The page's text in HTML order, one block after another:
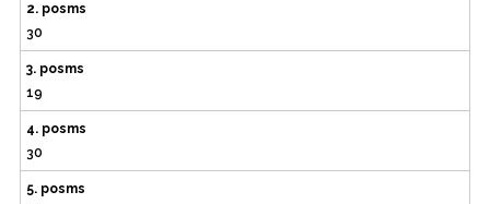
2. posms
30
3. posms
19
4. posms
30
5. posms